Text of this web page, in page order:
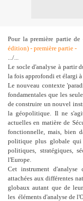
Pour la première partie
édition) - première partie -
.../...
Le socle d'analyse à partir
la fois approfondi et élargi à
Le nouveau contexte
fondamentales que les
de construire un nouvel
la géopolitique. Il ne
actuelles en matière de
fonctionnelle, mais, bien
politique plus globale qui
politiques, stratégiques,
l'Europe.
Cet instrument d'analyse
attachées aux différentes
globaux autant que de
les éléments d'analyse de